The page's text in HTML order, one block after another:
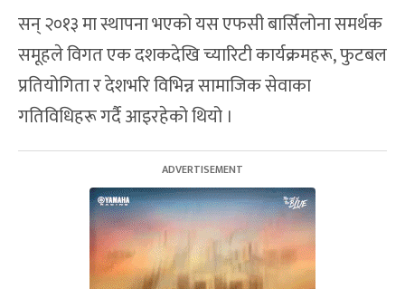
सन् २०१३ मा स्थापना भएको यस एफसी बार्सिलोना समर्थक
समूहले विगत एक दशकदेखि च्यारिटी कार्यक्रमहरू, फुटबल
प्रतियोगिता र देशभरि विभिन्न सामाजिक सेवाका
गतिविधिहरू गर्दै आइरहेको थियो ।